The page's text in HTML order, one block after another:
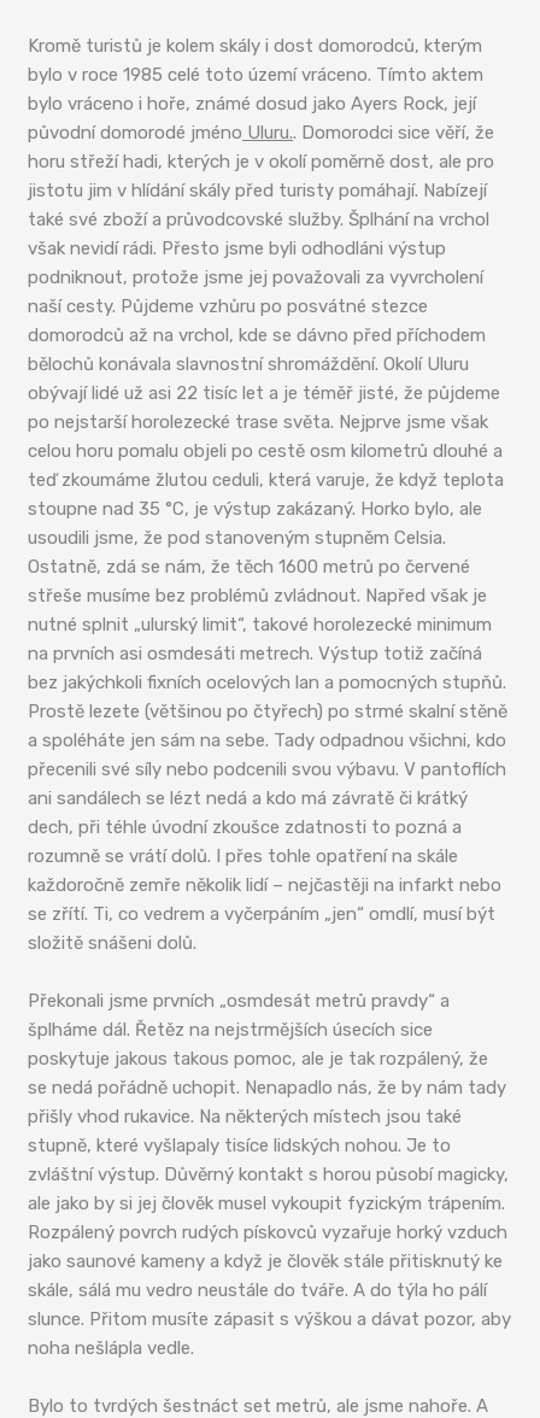
Kromě turistů je kolem skály i dost domorodců, kterým
bylo v roce 1985 celé toto území vráceno. Tímto aktem
bylo vráceno i hoře, známé dosud jako Ayers Rock, její
původní domorodé jméno Uluru.. Domorodci sice věří, že
horu střeží hadi, kterých je v okolí poměrně dost, ale pro
jistotu jim v hlídání skály před turisty pomáhají. Nabízejí
také své zboží a průvodcovské služby. Šplhání na vrchol
však nevidí rádi. Přesto jsme byli odhodláni výstup
podniknout, protože jsme jej považovali za vyvrcholení
naší cesty. Půjdeme vzhůru po posvátné stezce
domorodců až na vrchol, kde se dávno před příchodem
bělochů konávala slavnostní shromáždění. Okolí Uluru
obývají lidé už asi 22 tisíc let a je téměř jisté, že půjdeme
po nejstarší horolezecké trase světa. Nejprve jsme však
celou horu pomalu objeli po cestě osm kilometrů dlouhé a
teď zkoumáme žlutou ceduli, která varuje, že když teplota
stoupne nad 35 °C, je výstup zakázaný. Horko bylo, ale
usoudili jsme, že pod stanoveným stupněm Celsia.
Ostatně, zdá se nám, že těch 1600 metrů po červené
střeše musíme bez problémů zvládnout. Napřed však je
nutné splnit „ulurský limit“, takové horolezecké minimum
na prvních asi osmdesáti metrech. Výstup totiž začíná
bez jakýchkoli fixních ocelových lan a pomocných stupňů.
Prostě lezete (většinou po čtyřech) po strmé skalní stěně
a spoléháte jen sám na sebe. Tady odpadnou všichni, kdo
přecenili své síly nebo podcenili svou výbavu. V pantoflích
ani sandálech se lézt nedá a kdo má závratě či krátký
dech, při téhle úvodní zkoušce zdatnosti to pozná a
rozumně se vrátí dolů. I přes tohle opatření na skále
každoročně zemře několik lidí – nejčastěji na infarkt nebo
se zřítí. Ti, co vedrem a vyčerpáním „jen“ omdlí, musí být
složitě snášeni dolů.
Překonali jsme prvních „osmdesát metrů pravdy“ a
šplháme dál. Řetěz na nejstrmějších úsecích sice
poskytuje jakous takous pomoc, ale je tak rozpálený, že
se nedá pořádně uchopit. Nenapadlo nás, že by nám tady
přišly vhod rukavice. Na některých místech jsou také
stupně, které vyšlapaly tisíce lidských nohou. Je to
zvláštní výstup. Důvěrný kontakt s horou působí magicky,
ale jako by si jej člověk musel vykoupit fyzickým trápením.
Rozpálený povrch rudých pískovců vyzařuje horký vzduch
jako saunové kameny a když je člověk stále přitisknutý ke
skále, sálá mu vedro neustále do tváře. A do týla ho pálí
slunce. Přitom musíte zápasit s výškou a dávat pozor, aby
noha nešlápla vedle.
Bylo to tvrdých šestnáct set metrů, ale jsme nahoře. A